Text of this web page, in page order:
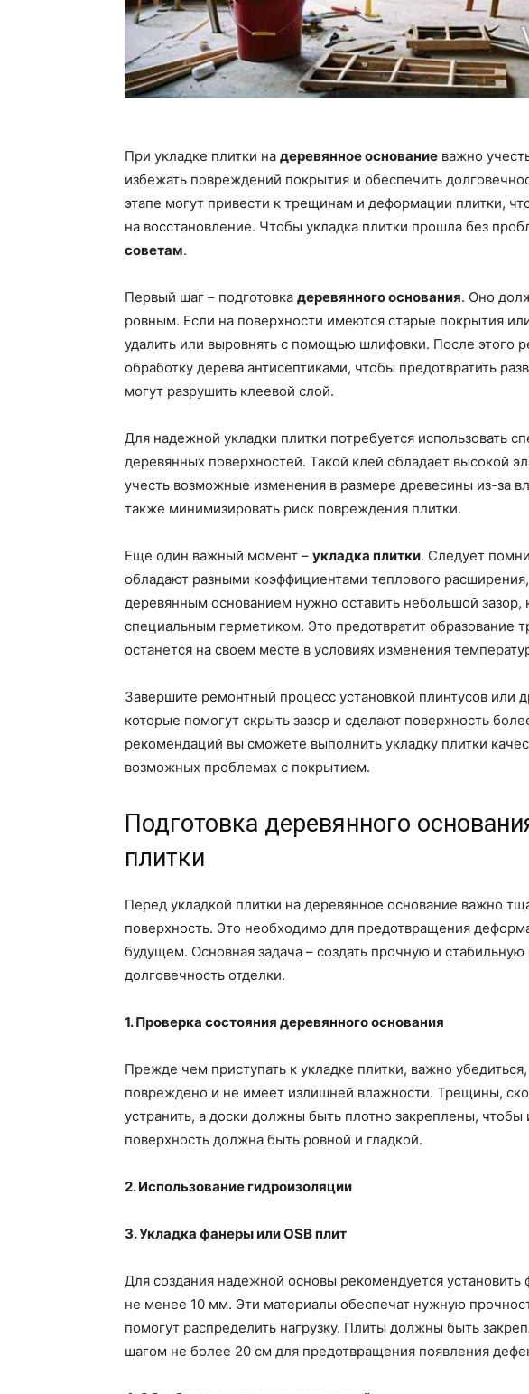
При укладке плитки на деревянное основание важно
избежать повреждений покрытия и обеспечить
этапе могут привести к трещинам и деформации плитки,
на восстановление. Чтобы укладка плитки прошла без
советам.
Первый шаг – подготовка деревянного основания. Оно
ровным. Если на поверхности имеются старые покрытия
удалить или выровнять с помощью шлифовки. После этого
обработку дерева антисептиками, чтобы предотвратить
могут разрушить клеевой слой.
Для надежной укладки плитки потребуется использовать
деревянных поверхностей. Такой клей обладает высокой
учесть возможные изменения в размере древесины из-за
также минимизировать риск повреждения плитки.
Еще один важный момент – укладка плитки. Следует
обладают разными коэффициентами теплового
деревянным основанием нужно оставить небольшой зазор,
специальным герметиком. Это предотвратит образование
останется на своем месте в условиях изменения
Завершите ремонтный процесс установкой плинтусов или
которые помогут скрыть зазор и сделают поверхность
рекомендаций вы сможете выполнить укладку плитки
возможных проблемах с покрытием.
Подготовка деревянного
плитки
Перед укладкой плитки на деревянное основание важно
поверхность. Это необходимо для предотвращения
будущем. Основная задача – создать прочную и стабильную
долговечность отделки.
1. Проверка состояния деревянного основания
Прежде чем приступать к укладке плитки, важно
повреждено и не имеет излишней влажности. Трещины,
устранить, а доски должны быть плотно закреплены, чтобы
поверхность должна быть ровной и гладкой.
2. Использование гидроизоляции
3. Укладка фанеры или OSB плит
Для создания надежной основы рекомендуется
не менее 10 мм. Эти материалы обеспечат нужную
помогут распределить нагрузку. Плиты должны быть
шагом не более 20 см для предотвращения появления